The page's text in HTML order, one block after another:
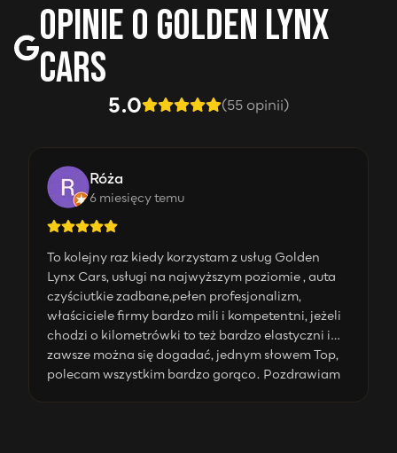
Opinie o Golden Lynx
Cars
5.0 (55 opinii)
Róża
6 miesięcy temu
To kolejny raz kiedy korzystam z usług Golden
Lynx Cars, usługi na najwyższym poziomie , auta
czyściutkie zadbane,pełen profesjonalizm,
właściciele firmy bardzo mili i kompetentni, jeżeli
chodzi o kilometrówki to też bardzo elastyczni i
zawsze można się dogadać, jednym słowem Top,
polecam wszystkim bardzo gorąco. Pozdrawiam